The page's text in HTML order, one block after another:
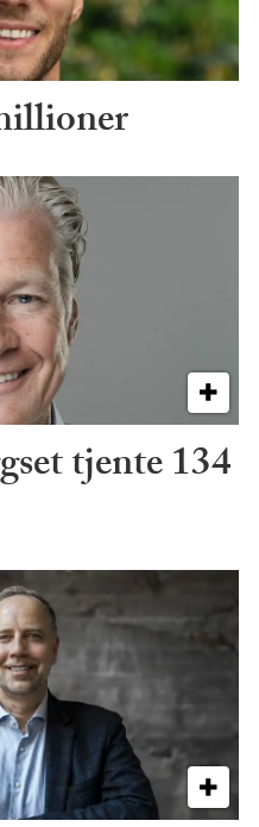
tjente 134